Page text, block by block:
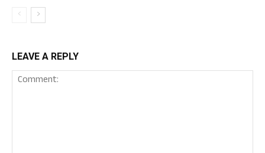
LEAVE A REPLY